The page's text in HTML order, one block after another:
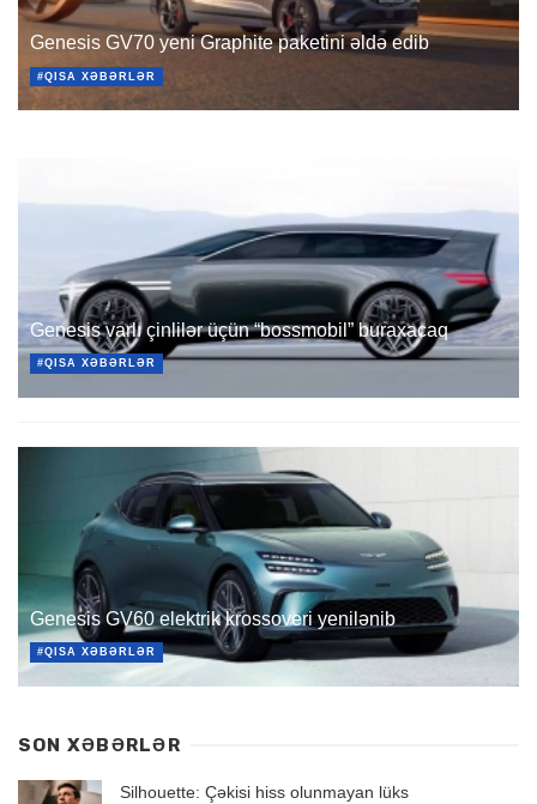
Genesis GV70 yeni Graphite paketini əldə edib
#QISA XƏBƏRLƏR
Genesis varlı çinlilər üçün “bossmobil” buraxacaq
#QISA XƏBƏRLƏR
Genesis GV60 elektrik krossoveri yenilənib
#QISA XƏBƏRLƏR
SON XƏBƏRLƏR
Silhouette: Çəkisi hiss olunmayan lüks